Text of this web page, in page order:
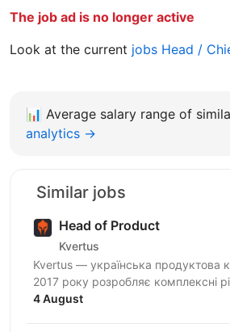
The job ad is no longer active
Look at the current jobs Head /
📊 Average salary range of
analytics →
Similar jobs
Head of Product
Kvertus
Kvertus — українська продуктова
2017 року розробляє комплексні
радіоелектронної боротьби та
4 August